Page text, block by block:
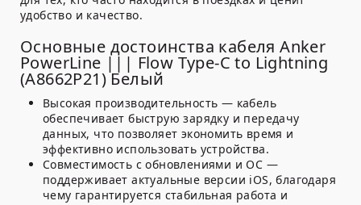
удобство и качество.
Основные достоинства кабеля Anker
PowerLine ||| Flow Type-C to Lightning
(A8662P21) Белый
Высокая производительность — кабель
обеспечивает быструю зарядку и передачу
данных, что позволяет экономить время и
эффективно использовать устройства.
Совместимость с обновлениями и ОС —
поддерживает актуальные версии iOS, благодаря
чему гарантируется стабильная работа и